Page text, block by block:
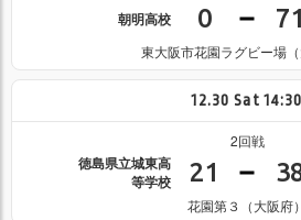
朝明高校 0 71
東大阪市花園ラグビー場（
12.30 Sat 14:30
2回戦
徳島県立城東高
等学校
21
花園第３（大阪府）